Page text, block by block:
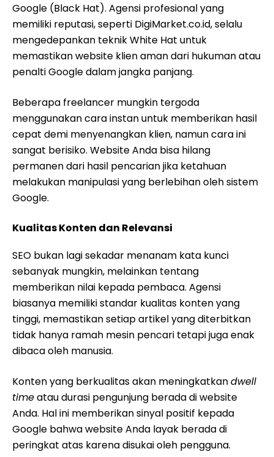
Google (Black Hat). Agensi profesional yang
memiliki reputasi, seperti DigiMarket.co.id, selalu
mengedepankan teknik White Hat untuk
memastikan website klien aman dari hukuman atau
penalti Google dalam jangka panjang.
Beberapa freelancer mungkin tergoda
menggunakan cara instan untuk memberikan hasil
cepat demi menyenangkan klien, namun cara ini
sangat berisiko. Website Anda bisa hilang
permanen dari hasil pencarian jika ketahuan
melakukan manipulasi yang berlebihan oleh sistem
Google.
Kualitas Konten dan Relevansi
SEO bukan lagi sekadar menanam kata kunci
sebanyak mungkin, melainkan tentang
memberikan nilai kepada pembaca. Agensi
biasanya memiliki standar kualitas konten yang
tinggi, memastikan setiap artikel yang diterbitkan
tidak hanya ramah mesin pencari tetapi juga enak
dibaca oleh manusia.
Konten yang berkualitas akan meningkatkandwell
timeatau durasi pengunjung berada di website
Anda. Hal ini memberikan sinyal positif kepada
Google bahwa website Anda layak berada di
peringkat atas karena disukai oleh pengguna.